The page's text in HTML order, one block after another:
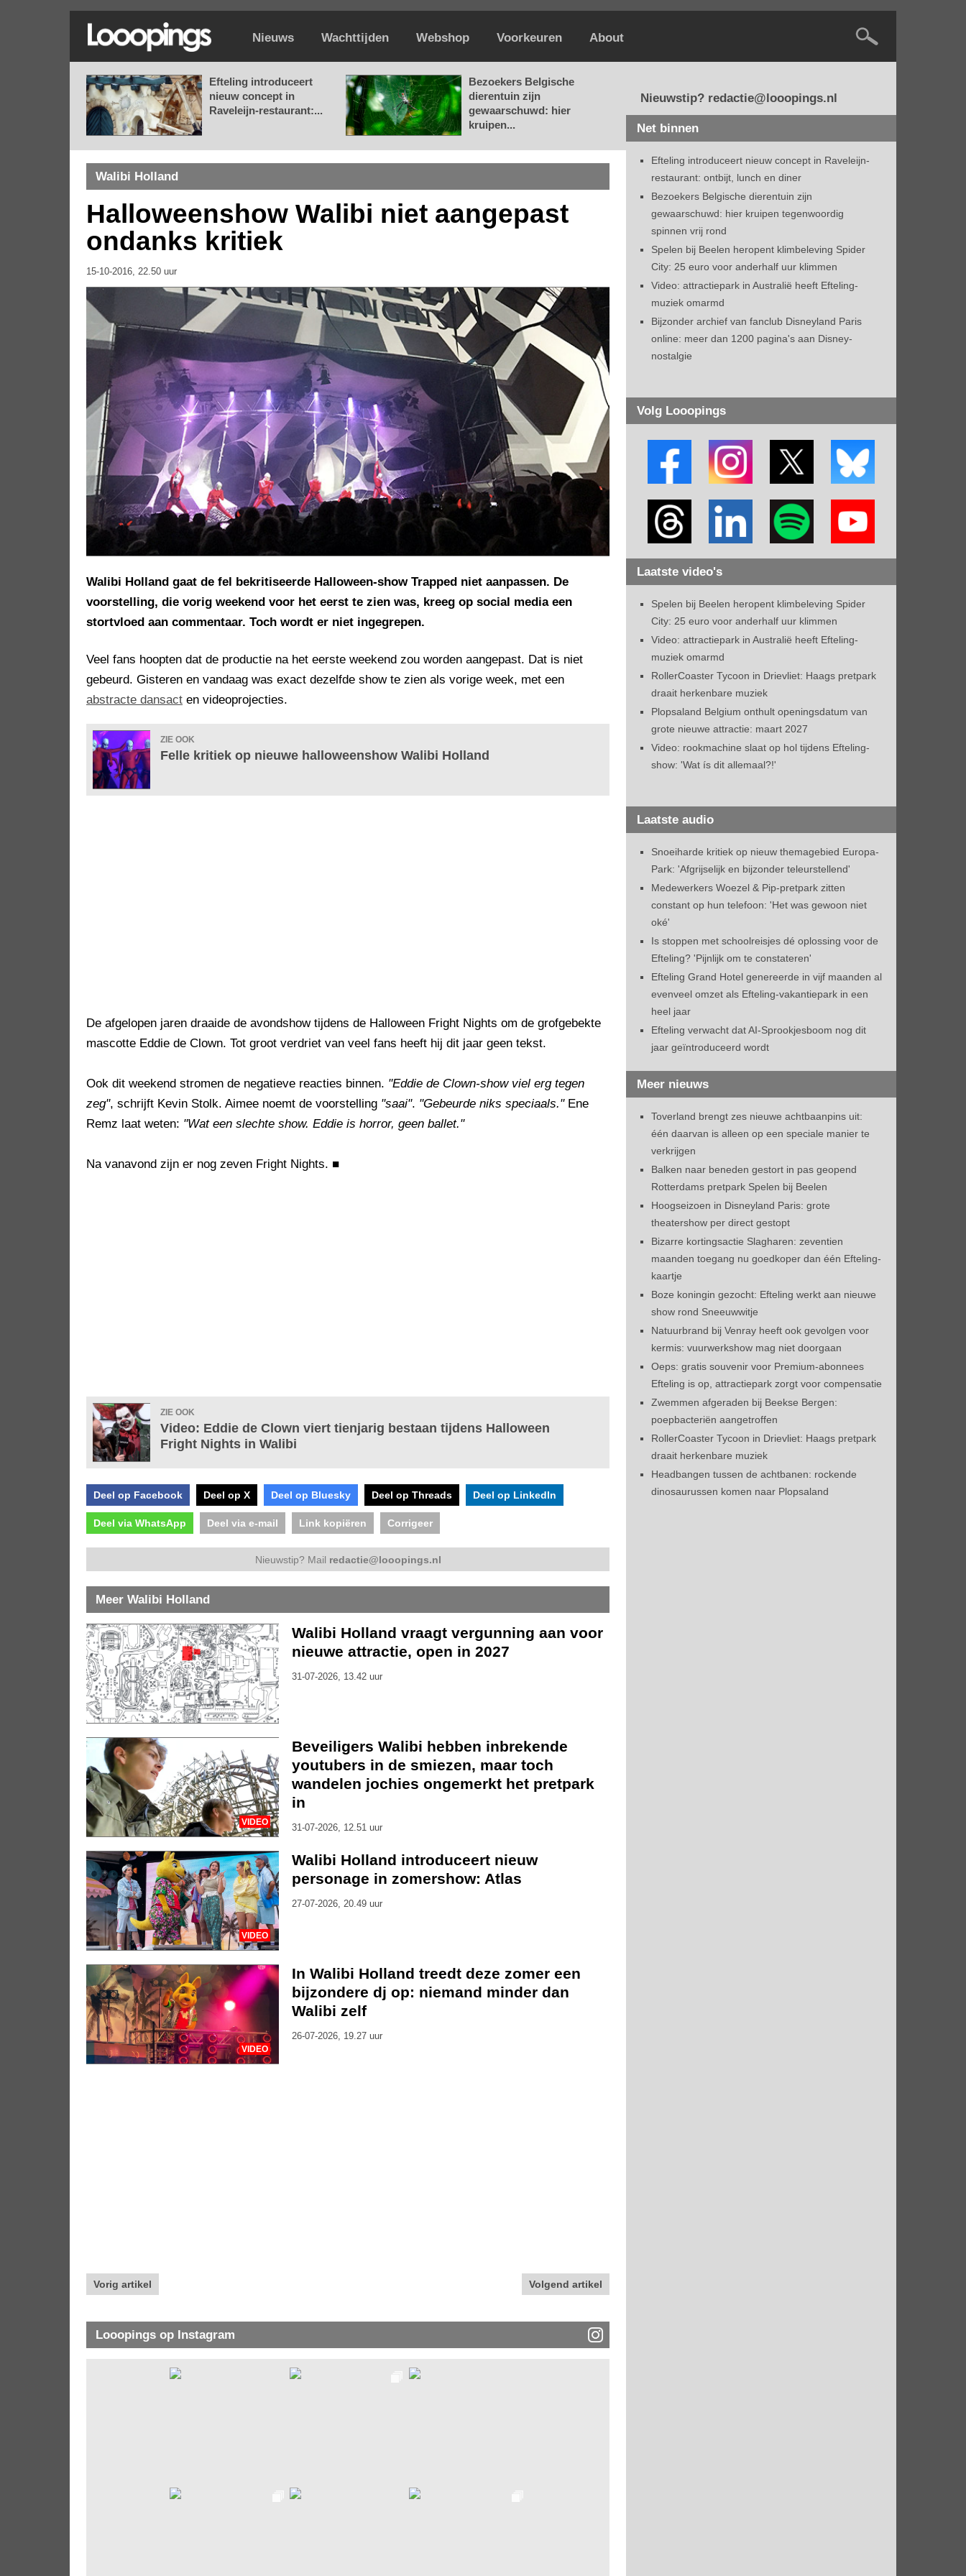
Nieuws Wachttijden Webshop Voorkeuren About
Efteling introduceert
nieuw concept in
Raveleijn-restaurant:...
Bezoekers Belgische
dierentuin zijn
gewaarschuwd: hier
kruipen...
Walibi Holland
Halloweenshow Walibi niet aangepast
ondanks kritiek
15-10-2016, 22.50 uur
Walibi Holland gaat de fel bekritiseerde Halloween-show Trapped niet aanpassen. De
voorstelling, die vorig weekend voor het eerst te zien was, kreeg op social media een
stortvloed aan commentaar. Toch wordt er niet ingegrepen.
Veel fans hoopten dat de productie na het eerste weekend zou worden aangepast. Dat is niet
gebeurd. Gisteren en vandaag was exact dezelfde show te zien als vorige week, met een
abstracte dansact en videoprojecties.
ZIE OOK
Felle kritiek op nieuwe halloweenshow Walibi Holland
De afgelopen jaren draaide de avondshow tijdens de Halloween Fright Nights om de grofgebekte
mascotte Eddie de Clown. Tot groot verdriet van veel fans heeft hij dit jaar geen tekst.
Ook dit weekend stromen de negatieve reacties binnen. "Eddie de Clown-show viel erg tegen
zeg", schrijft Kevin Stolk. Aimee noemt de voorstelling "saai". "Gebeurde niks speciaals."Ene
Remz laat weten: "Wat een slechte show. Eddie is horror, geen ballet."
Na vanavond zijn er nog zeven Fright Nights. ■
ZIE OOK
Video: Eddie de Clown viert tienjarig bestaan tijdens Halloween
Fright Nights in Walibi
Deel op Facebook Deel op X Deel op Bluesky Deel op Threads Deel op LinkedIn
Deel via WhatsApp Deel via e-mail Link kopiëren Corrigeer
Nieuwstip? Mail redactie@looopings.nl
Meer Walibi Holland
Walibi Holland vraagt vergunning aan voor
nieuwe attractie, open in 2027
31-07-2026, 13.42 uur
VIDEO
Beveiligers Walibi hebben inbrekende
youtubers in de smiezen, maar toch
wandelen jochies ongemerkt het pretpark
in
31-07-2026, 12.51 uur
VIDEO
Walibi Holland introduceert nieuw
personage in zomershow: Atlas
27-07-2026, 20.49 uur
VIDEO
In Walibi Holland treedt deze zomer een
bijzondere dj op: niemand minder dan
Walibi zelf
26-07-2026, 19.27 uur
Vorig artikel Volgend artikel
Looopings op Instagram
Nieuwstip? redactie@looopings.nl
Net binnen
Efteling introduceert nieuw concept in Raveleijn-
restaurant: ontbijt, lunch en diner
Bezoekers Belgische dierentuin zijn
gewaarschuwd: hier kruipen tegenwoordig
spinnen vrij rond
Spelen bij Beelen heropent klimbeleving Spider
City: 25 euro voor anderhalf uur klimmen
Video: attractiepark in Australië heeft Efteling-
muziek omarmd
Bijzonder archief van fanclub Disneyland Paris
online: meer dan 1200 pagina's aan Disney-
nostalgie
Volg Looopings
Laatste video's
Spelen bij Beelen heropent klimbeleving Spider
City: 25 euro voor anderhalf uur klimmen
Video: attractiepark in Australië heeft Efteling-
muziek omarmd
RollerCoaster Tycoon in Drievliet: Haags pretpark
draait herkenbare muziek
Plopsaland Belgium onthult openingsdatum van
grote nieuwe attractie: maart 2027
Video: rookmachine slaat op hol tijdens Efteling-
show: 'Wat ís dit allemaal?!'
Laatste audio
Snoeiharde kritiek op nieuw themagebied Europa-
Park: 'Afgrijselijk en bijzonder teleurstellend'
Medewerkers Woezel & Pip-pretpark zitten
constant op hun telefoon: 'Het was gewoon niet
oké'
Is stoppen met schoolreisjes dé oplossing voor de
Efteling? 'Pijnlijk om te constateren'
Efteling Grand Hotel genereerde in vijf maanden al
evenveel omzet als Efteling-vakantiepark in een
heel jaar
Efteling verwacht dat AI-Sprookjesboom nog dit
jaar geïntroduceerd wordt
Meer nieuws
Toverland brengt zes nieuwe achtbaanpins uit:
één daarvan is alleen op een speciale manier te
verkrijgen
Balken naar beneden gestort in pas geopend
Rotterdams pretpark Spelen bij Beelen
Hoogseizoen in Disneyland Paris: grote
theatershow per direct gestopt
Bizarre kortingsactie Slagharen: zeventien
maanden toegang nu goedkoper dan één Efteling-
kaartje
Boze koningin gezocht: Efteling werkt aan nieuwe
show rond Sneeuwwitje
Natuurbrand bij Venray heeft ook gevolgen voor
kermis: vuurwerkshow mag niet doorgaan
Oeps: gratis souvenir voor Premium-abonnees
Efteling is op, attractiepark zorgt voor compensatie
Zwemmen afgeraden bij Beekse Bergen:
poepbacteriën aangetroffen
RollerCoaster Tycoon in Drievliet: Haags pretpark
draait herkenbare muziek
Headbangen tussen de achtbanen: rockende
dinosaurussen komen naar Plopsaland